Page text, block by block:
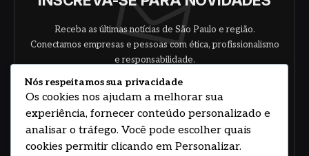
Receba as últimas notícias de São Paulo e região.
Conectamos empresas e pessoas com ética, profissionalismo
e responsabilidade.
Nós respeitamos sua privacidade
Os cookies nos ajudam a melhorar sua
experiência, fornecer conteúdo personalizado e
analisar o tráfego. Você pode escolher quais
cookies permitir clicando em Personalizar.